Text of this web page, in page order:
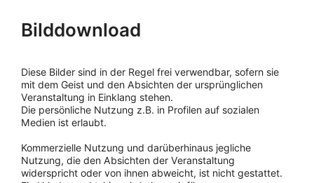
Bilddownload
Diese Bilder sind in der Regel frei verwendbar, sofern sie
mit dem Geist und den Absichten der ursprünglichen
Veranstaltung in Einklang stehen.
Die persönliche Nutzung z.B. in Profilen auf sozialen
Medien ist erlaubt.
Kommerzielle Nutzung und darüberhinaus jegliche
Nutzung, die den Absichten der Veranstaltung
widerspricht oder von ihnen abweicht, ist nicht gestattet.